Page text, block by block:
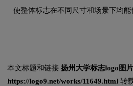
使整体标志在不同尺寸和场景下均能
本文标题和链接 扬州大学标志logo图
https://logo9.net/works/11649.html 转